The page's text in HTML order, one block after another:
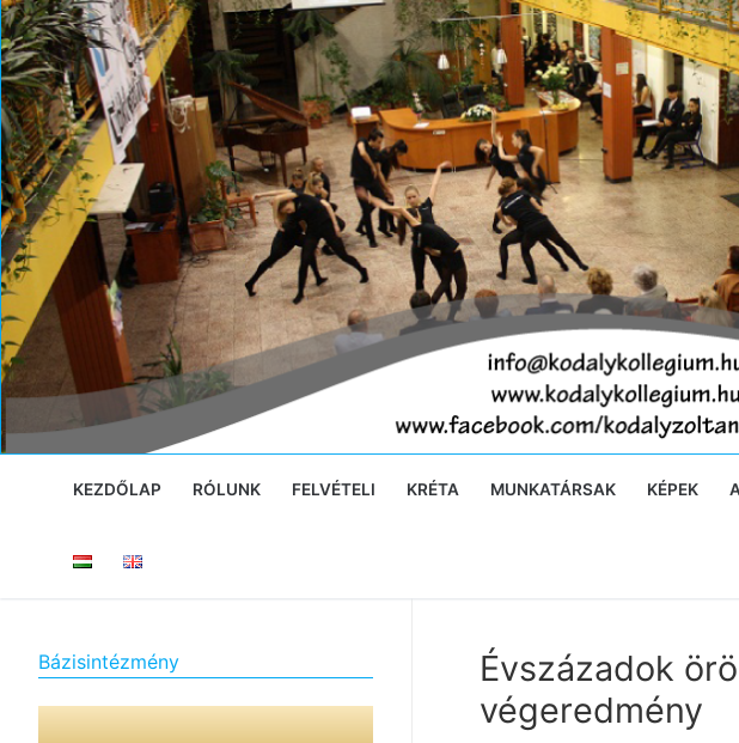
Ugrás
a
tartalomra
KEZDŐLAP RÓLUNK FELVÉTELI KRÉTA MUNKATÁRSAK KÉPEK
Évszázadok
végeredmény
Bázisintézmény